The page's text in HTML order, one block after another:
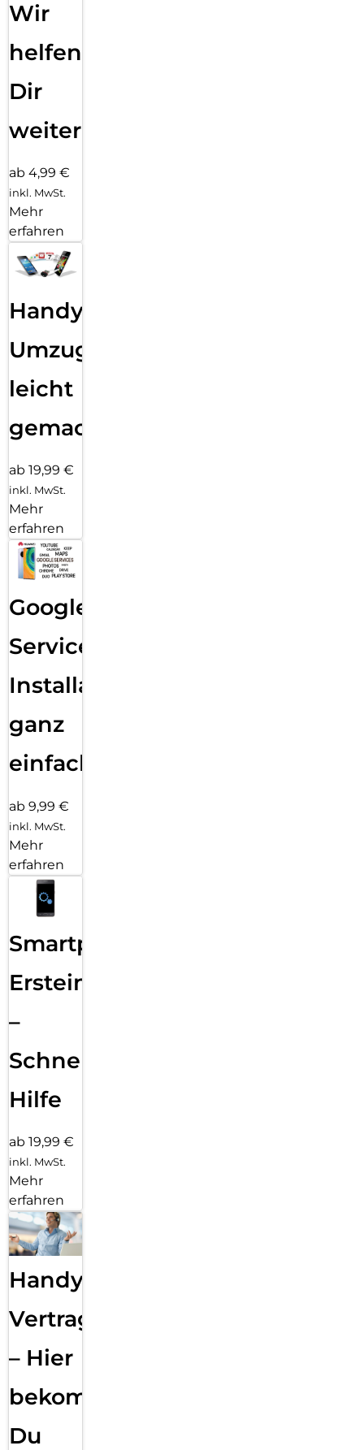
Wir
helfen
Dir
weiter
ab 4,99 €
inkl. MwSt.
Mehr
erfahren
Handy
Umzug
leicht
gemacht!
ab 19,99 €
inkl. MwSt.
Mehr
erfahren
Google
Services
Installation
ganz
einfach
ab 9,99 €
inkl. MwSt.
Mehr
erfahren
Smartphone
Ersteinrichtung
–
Schnelle
Hilfe
ab 19,99 €
inkl. MwSt.
Mehr
erfahren
Handy
Vertragsabwicklung
– Hier
bekommst
Du